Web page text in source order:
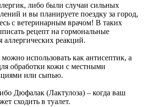
либо были случаи сильных
и вы планируете поездку за город,
с ветеринарным врачом! В таких
рецепт на гормональные
аллергических реакций.
использовать как антисептик, а
обработки кожи с местными
или сыпью.
Дюфалак (Лактулоза) – когда ваш
сходить в туалет.